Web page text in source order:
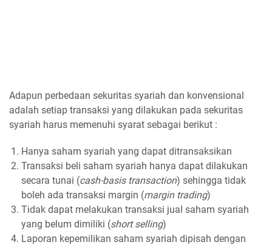
Adapun perbedaan sekuritas syariah dan konvensional
adalah setiap transaksi yang dilakukan pada sekuritas
syariah harus memenuhi syarat sebagai berikut :
Hanya saham syariah yang dapat ditransaksikan
Transaksi beli saham syariah hanya dapat dilakukan
secara tunai (cash-basis transaction) sehingga tidak
boleh ada transaksi margin (margin trading)
Tidak dapat melakukan transaksi jual saham syariah
yang belum dimiliki (short selling)
Laporan kepemilikan saham syariah dipisah dengan